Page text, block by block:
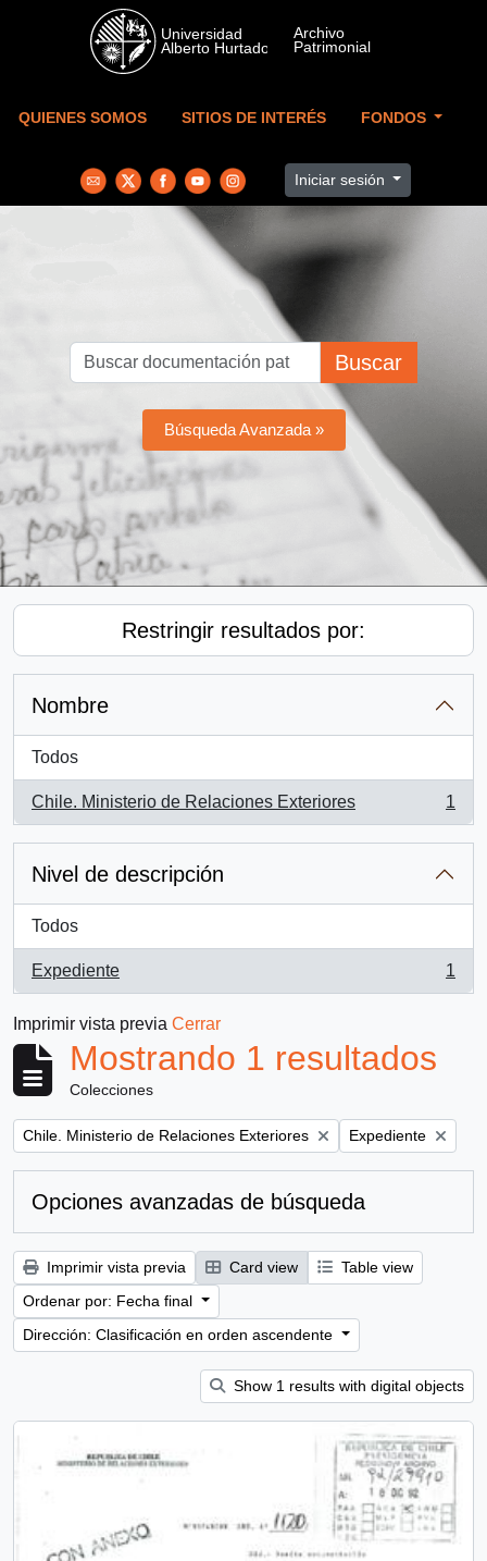
Skip to main content
QUIENES SOMOS SITIOS DE INTERÉS FONDOS
Iniciar sesión
Buscar
Búsqueda Avanzada »
Restringir resultados por:
Nombre
Todos
Chile. Ministerio de Relaciones Exteriores
, 1 resultados
1
Nivel de descripción
Todos
Expediente
, 1 resultados
1
Imprimir vista previa Cerrar
Mostrando 1 resultados
Colecciones
Remove filter:
Chile. Ministerio de Relaciones Exteriores Remove filter:
Expediente
Opciones avanzadas de búsqueda
Imprimir vista previa Card view
Table view
Ordenar por: Fecha final
Dirección: Clasificación en orden ascendente
Show 1 results with digital objects